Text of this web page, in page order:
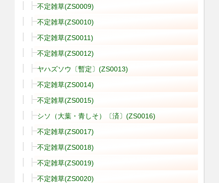
不定雑草(ZS0009)
不定雑草(ZS0010)
不定雑草(ZS0011)
不定雑草(ZS0012)
ヤハズソウ〔暫定〕(ZS0013)
不定雑草(ZS0014)
不定雑草(ZS0015)
シソ（大葉・青しそ）〔済〕(ZS0016)
不定雑草(ZS0017)
不定雑草(ZS0018)
不定雑草(ZS0019)
不定雑草(ZS0020)